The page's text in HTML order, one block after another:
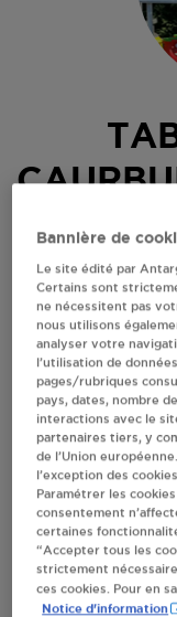
36
RECEVOIR
En cliquant sur « S’y
d’informations (dont
par Google Maps afin
Bannière de
Le site édité par
Certains sont
ne nécessitent pas
nous utilisons
analyser votre
l’utilisation de
pages/rubriques
pays, dates, nombre
interactions avec le
partenaires tiers, y
de l’Union
l’exception des
Paramétrer les
consentement
certaines
“Accepter tous les
strictement
ces cookies. Pour en
Notice d'information